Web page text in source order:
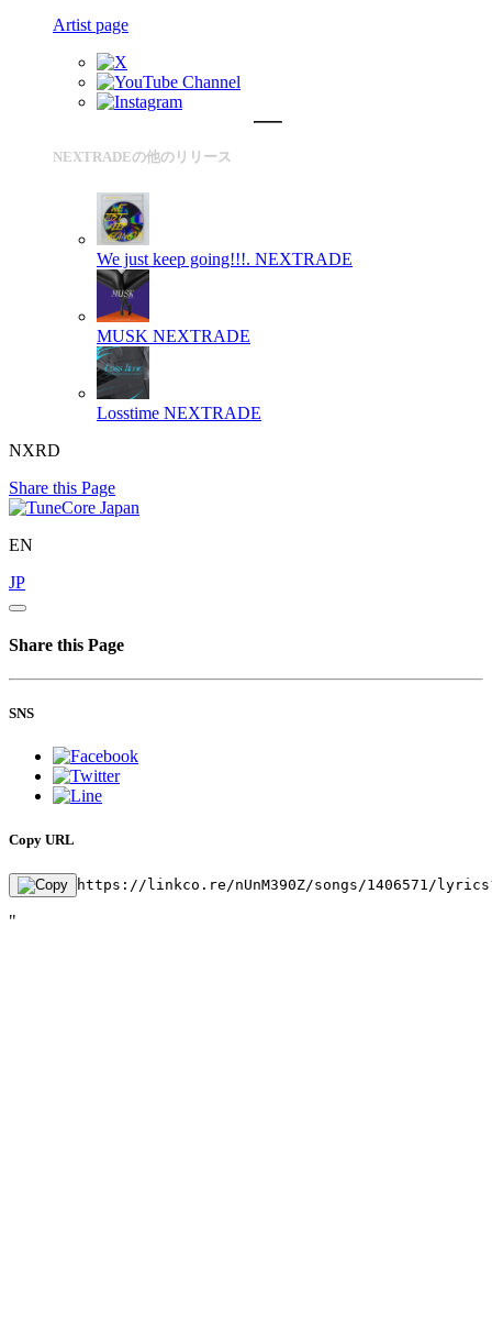
Artist page
NEXTRADEの他のリリース
We just keep going!!!. NEXTRADE
MUSK NEXTRADE
Losstime NEXTRADE
NXRD
Share this Page
EN
JP
Share this Page
SNS
Copy URL
https://linkco.re/nUnM390Z/songs/1406571/
"